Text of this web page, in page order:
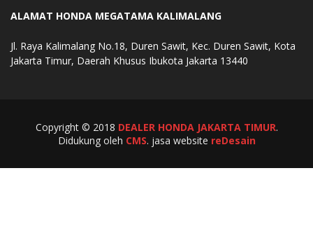
ALAMAT HONDA MEGATAMA KALIMALANG
Jl. Raya Kalimalang No.18, Duren Sawit, Kec. Duren Sawit, Kota
Jakarta Timur, Daerah Khusus Ibukota Jakarta 13440
Copyright © 2018 DEALER HONDA JAKARTA TIMUR.
Didukung oleh CMS. jasa website reDesain